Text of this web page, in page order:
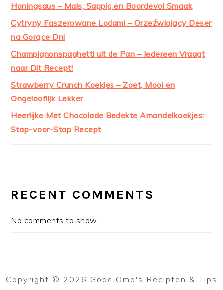
Honingsaus – Mals, Sappig en Boordevol Smaak
Cytryny Faszerowane Lodami – Orzeźwiający Deser
na Gorące Dni
Champignonspaghetti uit de Pan – Iedereen Vraagt
naar Dit Recept!
Strawberry Crunch Koekjes – Zoet, Mooi en
Ongelooflijk Lekker
Heerlijke Met Chocolade Bedekte Amandelkoekjes:
Stap-voor-Stap Recept
RECENT COMMENTS
No comments to show.
Copyright © 2026 Goda Oma's Recipten & Tips